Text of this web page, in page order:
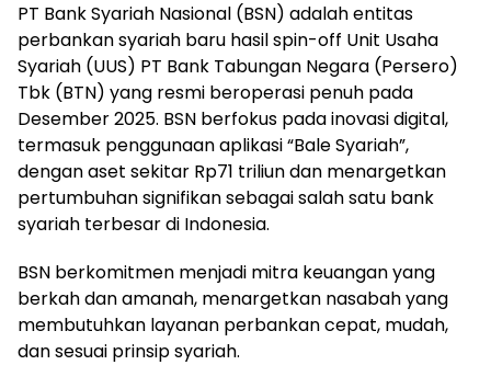
PT Bank Syariah Nasional (BSN) adalah entitas
perbankan syariah baru hasil spin-off Unit Usaha
Syariah (UUS) PT Bank Tabungan Negara (Persero)
Tbk (BTN) yang resmi beroperasi penuh pada
Desember 2025. BSN berfokus pada inovasi digital,
termasuk penggunaan aplikasi “Bale Syariah”,
dengan aset sekitar Rp71 triliun dan menargetkan
pertumbuhan signifikan sebagai salah satu bank
syariah terbesar di Indonesia.
BSN berkomitmen menjadi mitra keuangan yang
berkah dan amanah, menargetkan nasabah yang
membutuhkan layanan perbankan cepat, mudah,
dan sesuai prinsip syariah.